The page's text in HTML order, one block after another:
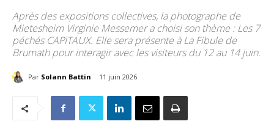
Après des expositions collectives, la photographe de
Mietesheim Virginie Messemer a choisi son thème : Les 7
péchés CAPITAUX. Elle sera présente à La Fibule de
Brumath pour interagir avec les visiteurs du 12 au 14 juin.
Par Solann Battin 11 juin 2026